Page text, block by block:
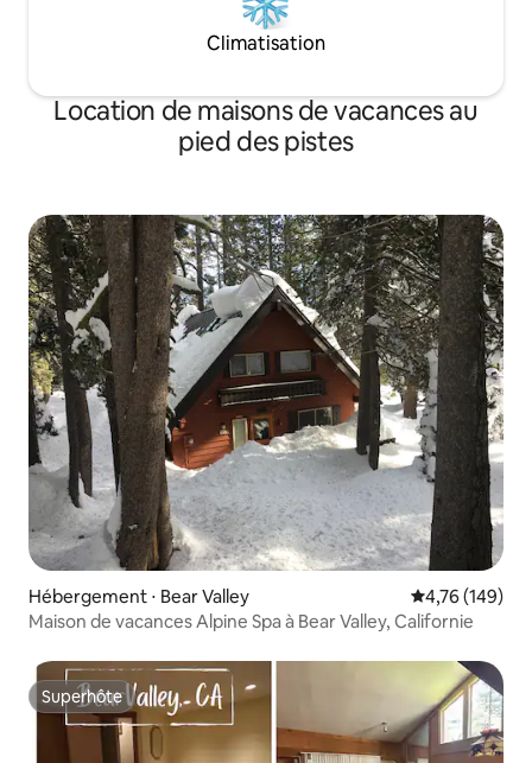
Climatisation
Location de maisons de vacances au
pied des pistes
Hébergement ⋅ Bear Valley Évaluation
4,76 (149)
Maison de vacances Alpine Spa à Bear Valley, Californie
Superhôte
Superhôte